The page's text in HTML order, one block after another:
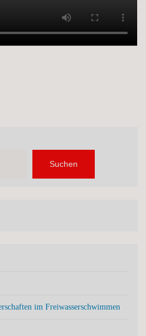
Suchen
im Freiwasserschwimmen